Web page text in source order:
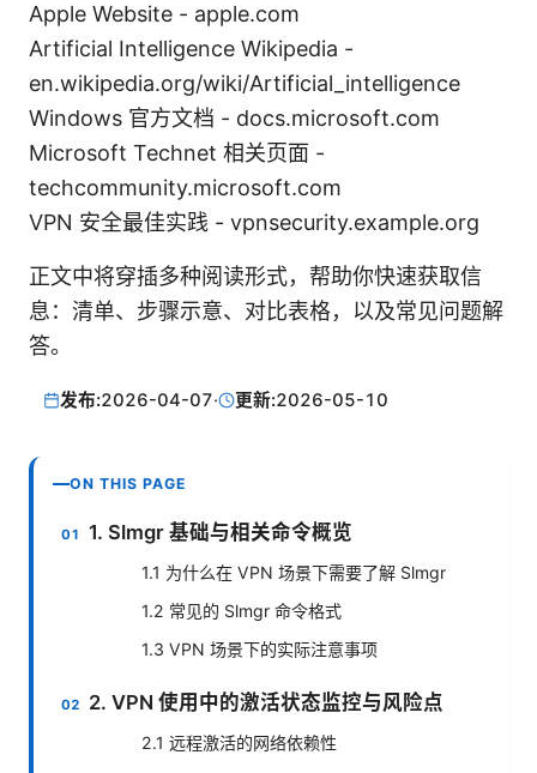
Apple Website - apple.com
Artificial Intelligence Wikipedia -
en.wikipedia.org/wiki/Artificial_intelligence
Windows 官方文档 - docs.microsoft.com
Microsoft Technet 相关页面 -
techcommunity.microsoft.com
VPN 安全最佳实践 - vpnsecurity.example.org
正文中将穿插多种阅读形式，帮助你快速获取信
息：清单、步骤示意、对比表格，以及常见问题解
答。
发布:2026-04-07· 更新:2026-05-10
ON THIS PAGE
1. Slmgr 基础与相关命令概览
1.1 为什么在 VPN 场景下需要了解 Slmgr
1.2 常见的 Slmgr 命令格式
1.3 VPN 场景下的实际注意事项
2. VPN 使用中的激活状态监控与风险点
2.1 远程激活的网络依赖性